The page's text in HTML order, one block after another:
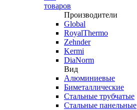
товаров
Производители
Global
RoyalThermo
Zehnder
Kermi
DiaNorm
Вид
Алюминиевые
Биметаллические
Стальные трубчатые
Стальные панельные